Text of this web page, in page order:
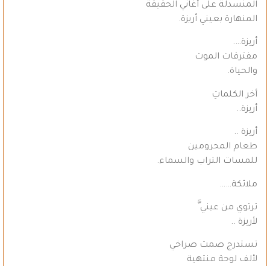
المنسدلة على أغاني الحقيقة
المنهارة بعيني أريزة.
أريزة….
مفترقات الموت
والحياة.
أخر الكلماتِ
أريزة..
أريزة ..
طعام المحرومين
للمسات التراب والسماء.
ملائكة……
ترتوي من عيني َّ
لأريزة ..
تستدرج صمت صراخي
لألف لوحة منتهية